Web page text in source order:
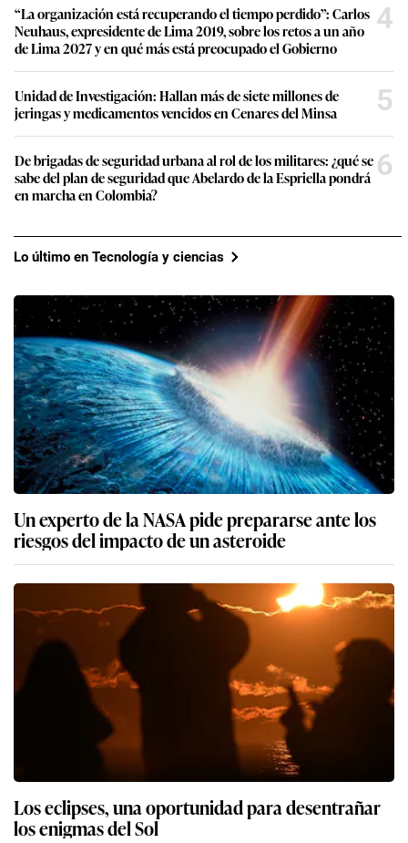
“La organización está recuperando el tiempo perdido”: Carlos
Neuhaus, expresidente de Lima 2019, sobre los retos a un año
de Lima 2027 y en qué más está preocupado el Gobierno
4
Unidad de Investigación: Hallan más de siete millones de
jeringas y medicamentos vencidos en Cenares del Minsa
5
De brigadas de seguridad urbana al rol de los militares: ¿qué se
sabe del plan de seguridad que Abelardo de la Espriella pondrá
en marcha en Colombia?
6
Lo último en Tecnología y ciencias
Un experto de la NASA pide prepararse ante los
riesgos del impacto de un asteroide
Los eclipses, una oportunidad para desentrañar
los enigmas del Sol